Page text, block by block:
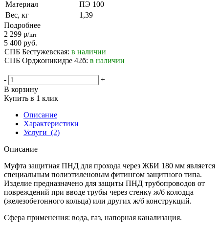
Материал
ПЭ 100
Вес, кг
1,39
Подробнее
2 299 р/шт
5 400 руб.
СПБ Бестужевская: в наличии
СПБ Орджоникидзе 42б: в наличии
-
+
В корзину
Купить в 1 клик
Описание
Характеристики
Услуги (2)
Описание
Муфта защитная ПНД для прохода через ЖБИ 180 мм является
специальным полиэтиленовым фитингом защитного типа.
Изделие предназначено для защиты ПНД трубопроводов от
повреждений при вводе трубы через стенку ж/б колодца
(железобетонного кольца) или других ж/б конструкций.
Сфера применения: вода, газ, напорная канализация.